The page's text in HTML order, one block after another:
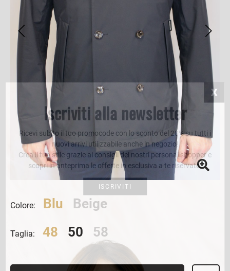
Colore: Blu Beige
Taglia: 48 50 58
Iscriviti alla newsletter
Ricevi subito il tuo promocode con lo sconto del 20% su tutti i
nuovi arrivi utilizzabile anche in negozio!
Crea il tuo stile grazie ai consigli dei nostri personal shopper e
scopri in anteprima le offerte in esclusiva a te riservate.
ISCRIVITI